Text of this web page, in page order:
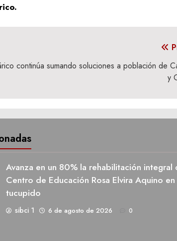
continúa sumando soluciones a población de
y
Avanza en un 80% la rehabilitación integral
Centro de Educación Rosa Elvira Aquino en
tucupido
sibci 1 6 de agosto de 2026 0